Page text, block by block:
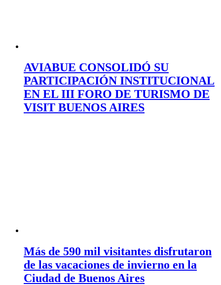
AVIABUE CONSOLIDÓ SU
PARTICIPACIÓN INSTITUCIONAL
EN EL III FORO DE TURISMO DE
VISIT BUENOS AIRES
Más de 590 mil visitantes disfrutaron
de las vacaciones de invierno en la
Ciudad de Buenos Aires